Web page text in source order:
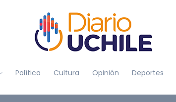
Política Cultura Opinión Deportes